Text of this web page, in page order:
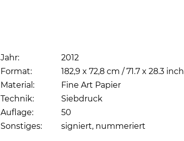
Jahr:
2012
Format:
182,9 x 72,8 cm / 71.7 x 28.3 inch
Material:
Fine Art Papier
Technik:
Siebdruck
Auflage:
50
Sonstiges:
signiert, nummeriert